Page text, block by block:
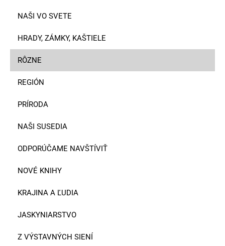
NAŠI VO SVETE
HRADY, ZÁMKY, KAŠTIELE
RÔZNE
REGIÓN
PRÍRODA
NAŠI SUSEDIA
ODPORÚČAME NAVŠTÍVIŤ
NOVÉ KNIHY
KRAJINA A ĽUDIA
JASKYNIARSTVO
Z VÝSTAVNÝCH SIENÍ